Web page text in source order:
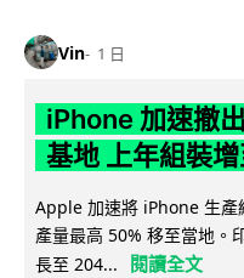
Vin 1 日
iPhone 加速撤
基地 上年組裝
Apple 加速將 iPhone 生產
產量最高 50% 移至當地。
長至 204...
閱讀全文